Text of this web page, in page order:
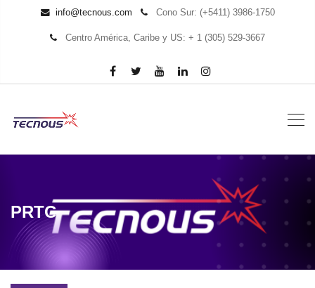
info@tecnous.com Cono Sur: (+5411) 3986-1750
Centro América, Caribe y US: + 1 (305) 529-3667
PRTC